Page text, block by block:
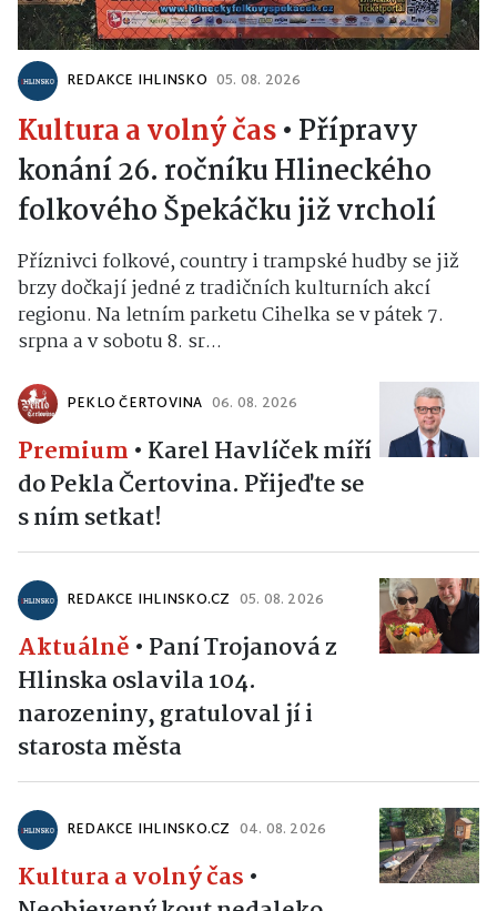
REDAKCE IHLINSKO 05. 08. 2026
Kultura a volný čas• Přípravy
konání 26. ročníku Hlineckého
folkového Špekáčku již vrcholí
Příznivci folkové, country i trampské hudby se již
brzy dočkají jedné z tradičních kulturních akcí
regionu. Na letním parketu Cihelka se v pátek 7.
srpna a v sobotu 8. sr...
PEKLO ČERTOVINA 06. 08. 2026
Premium • Karel Havlíček míří
do Pekla Čertovina. Přijeďte se
s ním setkat!
REDAKCE IHLINSKO.CZ 05. 08. 2026
Aktuálně • Paní Trojanová z
Hlinska oslavila 104.
narozeniny, gratuloval jí i
starosta města
REDAKCE IHLINSKO.CZ 04. 08. 2026
Kultura a volný čas •